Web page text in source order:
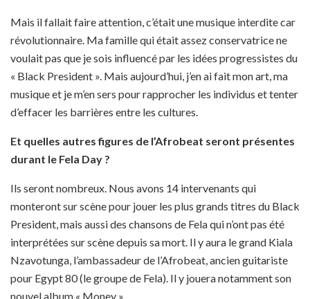
Mais il fallait faire attention, c’était une musique interdite car
révolutionnaire. Ma famille qui était assez conservatrice ne
voulait pas que je sois influencé par les idées progressistes du
« Black President ». Mais aujourd’hui, j’en ai fait mon art, ma
musique et je m’en sers pour rapprocher les individus et tenter
d’effacer les barrières entre les cultures.
Et quelles autres figures de l’Afrobeat seront présentes
durant le Fela Day ?
Ils seront nombreux. Nous avons 14 intervenants qui
monteront sur scène pour jouer les plus grands titres du Black
President, mais aussi des chansons de Fela qui n’ont pas été
interprétées sur scène depuis sa mort. Il y aura le grand Kiala
Nzavotunga, l’ambassadeur de l’Afrobeat, ancien guitariste
pour Egypt 80 (le groupe de Fela). Il y jouera notamment son
nouvel album « Money ».